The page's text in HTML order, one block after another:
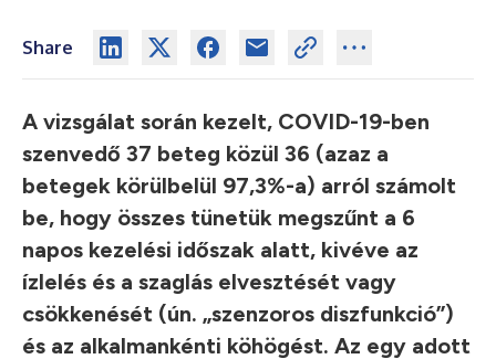
Share
A vizsgálat során kezelt, COVID-19-ben
szenvedő 37 beteg közül 36 (azaz a
betegek körülbelül 97,3%-a) arról számolt
be, hogy összes tünetük megszűnt a 6
napos kezelési időszak alatt, kivéve az
ízlelés és a szaglás elvesztését vagy
csökkenését (ún. „szenzoros diszfunkció”)
és az alkalmankénti köhögést. Az egy adott